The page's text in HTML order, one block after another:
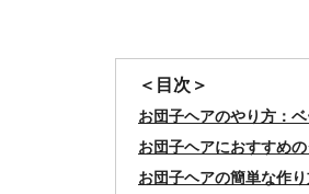
＜目次＞
お団子ヘアのやり方：
お団子ヘアにおすすめ
お団子ヘアの簡単な作